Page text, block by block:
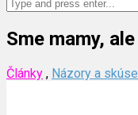
Sme mamy,
Články , Názory a